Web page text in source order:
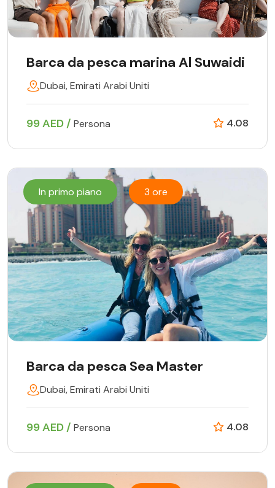
Barca da pesca marina Al Suwaidi
Dubai, Emirati Arabi Uniti
99 AED / Persona 4.08
In primo piano 3 ore
Barca da pesca Sea Master
Dubai, Emirati Arabi Uniti
99 AED / Persona 4.08